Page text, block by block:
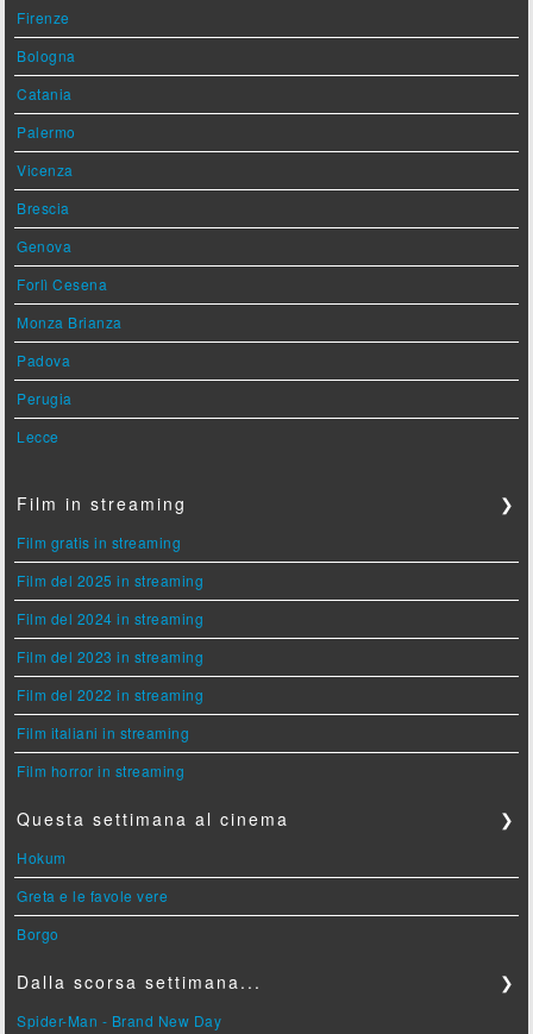
Firenze
Bologna
Catania
Palermo
Vicenza
Brescia
Genova
Forlì Cesena
Monza Brianza
Padova
Perugia
Lecce
Film in streaming ❯
Film gratis in streaming
Film del 2025 in streaming
Film del 2024 in streaming
Film del 2023 in streaming
Film del 2022 in streaming
Film italiani in streaming
Film horror in streaming
Questa settimana al cinema ❯
Hokum
Greta e le favole vere
Borgo
Dalla scorsa settimana... ❯
Spider-Man - Brand New Day